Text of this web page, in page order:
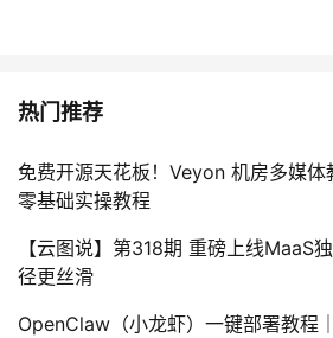
热门推荐
免费开源天花板！Veyon 机房多媒
零基础实操教程
【云图说】第318期 重磅上线MaaS
径更丝滑
OpenClaw（小龙虾）一键部署教程